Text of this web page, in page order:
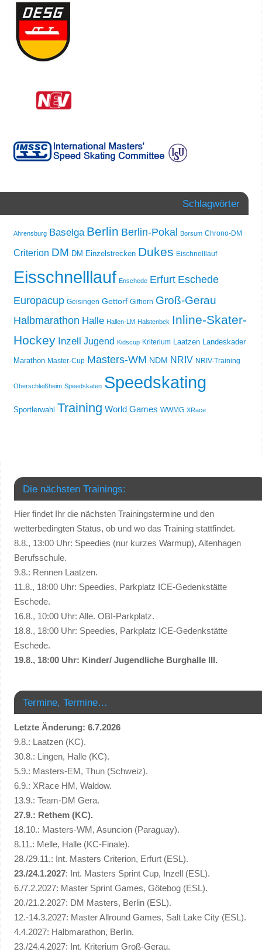
Schlagwörter
Ahrensburg Baselga Berlin Berlin-Pokal Borsum Chrono-DM
Criterion DM DM Einzelstrecken Dukes Eischnelllauf
Eisschnelllauf Enschede Erfurt Eschede
Europacup Geisingen Gettorf Gifhorn Groß-Gerau
Halbmarathon Halle Hallen-LM Halstenbek Inline-Skater-
Hockey Inzell Jugend Kidscup Kriterium Laatzen Landeskader
Marathon Master-Cup Masters-WM NDM NRIV NRIV-Training
Oberschleißheim Speedskaten Speedskating
Sportlerwahl Training World Games WWMG XRace
Die nächsten Trainings:
Hier findet Ihr die nächsten Trainingstermine und den
wetterbedingten Status, ob und wo das Training stattfindet.
8.8., 13:00 Uhr: Speedies (nur kurzes Warmup), Altenhagen
Berufsschule.
9.8.: Rennen Laatzen.
11.8., 18:00 Uhr: Speedies, Parkplatz ICE-Gedenkstätte
Eschede.
16.8., 10:00 Uhr: Alle. OBI-Parkplatz.
18.8., 18:00 Uhr: Speedies, Parkplatz ICE-Gedenkstätte
Eschede.
19.8., 18:00 Uhr: Kinder/ Jugendliche Burghalle III.
Termine, Termine…
Letzte Änderung: 6.7.2026
9.8.: Laatzen (KC).
30.8.: Lingen, Halle (KC).
5.9.: Masters-EM, Thun (Schweiz).
6.9.: XRace HM, Waldow.
13.9.: Team-DM Gera.
27.9.: Rethem (KC).
18.10.: Masters-WM, Asuncion (Paraguay).
8.11.: Melle, Halle (KC-Finale).
28./29.11.: Int. Masters Criterion, Erfurt (ESL).
23./24.1.2027: Int. Masters Sprint Cup, Inzell (ESL).
6./7.2.2027: Master Sprint Games, Götebog (ESL).
20./21.2.2027: DM Masters, Berlin (ESL).
12.-14.3.2027: Master Allround Games, Salt Lake City (ESL).
4.4.2027: Halbmarathon, Berlin.
23./24.4.2027: Int. Kriterium Groß-Gerau.